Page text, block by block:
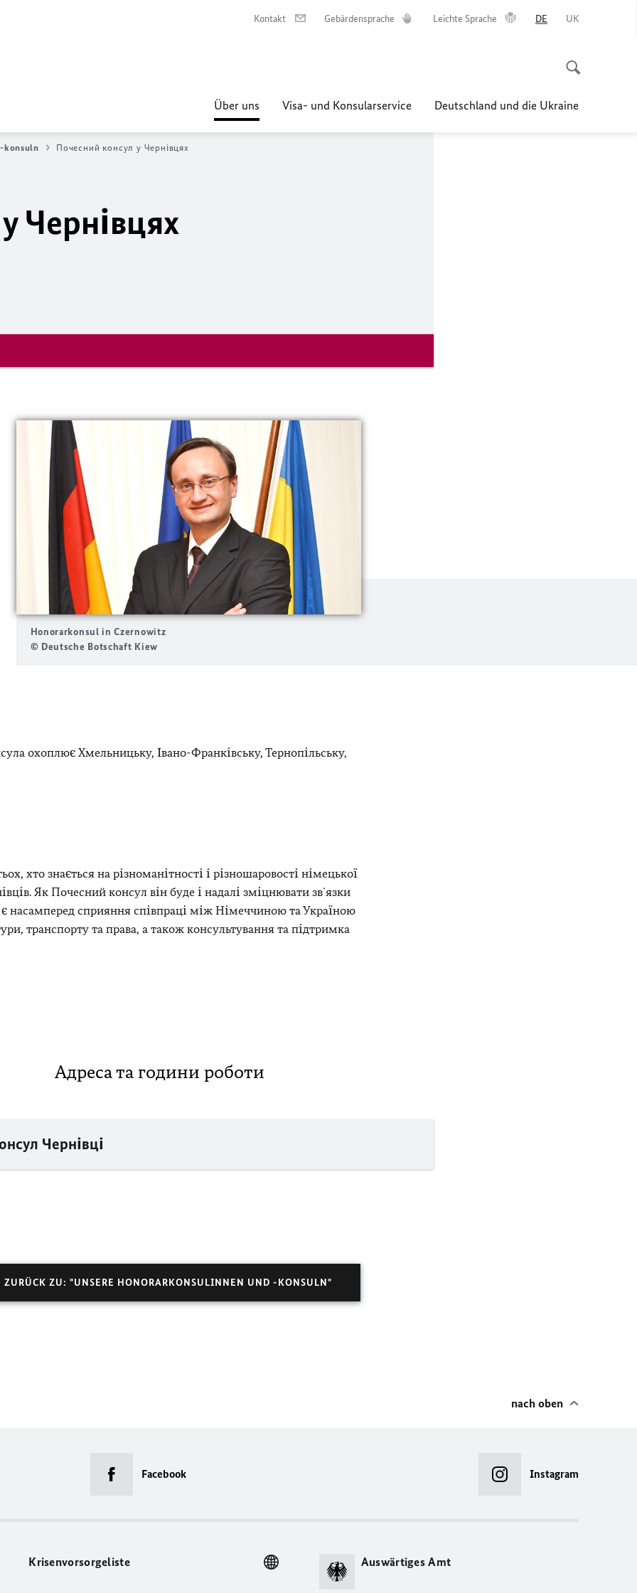
Kontakt Gebärdensprache Leichte Sprache DE UK
Über uns Visa- und Konsularservice Deutschland und die Ukraine
konsuln Почесний консул у Чернівцях
Чернівцях
Honorarkonsul in Czernowitz
© Deutsche Botschaft Kiew
охоплює Хмельницьку, Івано-Франківську, Тернопільську,
хто знається на різноманітності і різношаровості німецької
Як Почесний консул він буде і надалі зміцнювати зв`язки
сприяння співпраці між Німеччиною та Україною
транспорту та права, а також консультування та підтримка
Адреса та години роботи
Чернівці
ZURÜCK ZU: "UNSERE HONORARKONSULINNEN UND -KONSULN"
nach oben
Facebook Instagram
Krisenvorsorgeliste Auswärtiges Amt